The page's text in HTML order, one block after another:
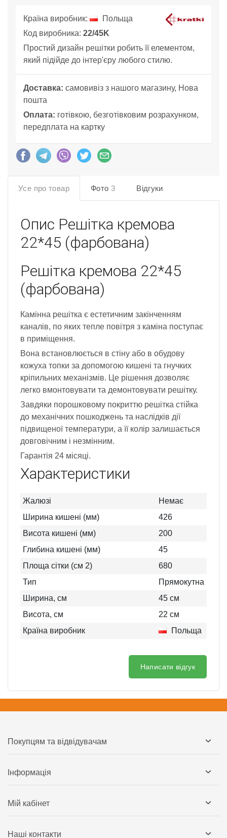
Країна виробник:
Польща
Код виробника: 22/45K
Простий дизайн решітки робить її елементом,
який підійде до інтер'єру любого стилю.
Доставка: самовивіз з нашого магазину, Нова
пошта
Оплата: готівкою, безготівковим розрахунком,
передплата на картку
Усе про товар Фото 3 Відгуки
Опис Решітка кремова
22*45 (фарбована)
Решітка кремова 22*45
(фарбована)
Камінна решітка є естетичним закінченням
каналів, по яких тепле повітря з каміна поступає
в приміщення.
Вона встановлюється в стіну або в обудову
кожуха топки за допомогою кишені та гнучких
кріпильних механізмів. Це рішення дозволяє
легко вмонтовувати та демонтовувати решітку.
Завдяки порошковому покриттю решітка стійка
до механічних пошкоджень та наслідків дії
підвищеної температури, а її колір залишається
довговічним і незмінним.
Гарантія 24 місяці.
Характеристики
Жалюзі
Немає
Ширина кишені (мм)
426
Висота кишені (мм)
200
Глибина кишені (мм)
45
Площа сітки (см 2)
680
Тип
Прямокутна
Ширина, см
45 см
Висота, см
22 см
Країна виробник
Польща
Написати відгук
Покупцям та відвідувачам
Інформація
Мій кабінет
Наші контакти